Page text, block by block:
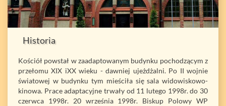
Historia
Kościół powstał w zaadaptowanym budynku pochodzącym z
przełomu XIX iXX wieku - dawniej ujeżdżalni. Po II wojnie
światowej w budynku tym mieściła się sala widowiskowo-
kinowa. Prace adaptacyjne trwały od 11 lutego 1998r. do 30
czerwca 1998r. 20 września 1998r. Biskup Polowy WP